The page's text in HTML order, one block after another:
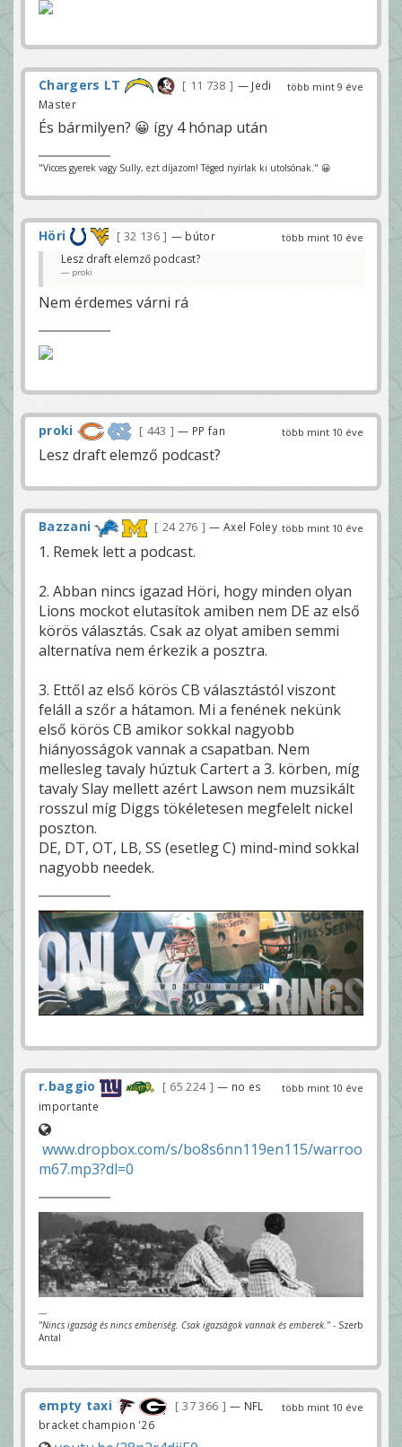
több mint 9 éve
Chargers LT 11 738
— Jedi
Master
És bármilyen? 😀 így 4 hónap után
"Vicces gyerek vagy Sully, ezt díjazom! Téged nyírlak ki utolsónak." 😀
több mint 10 éve
Höri 32 136 — bútor
Lesz draft elemző podcast?
proki
Nem érdemes várni rá
több mint 10 éve
proki 443 — PP fan
Lesz draft elemző podcast?
több mint 10 éve
Bazzani 24 276 — Axel Foley
1. Remek lett a podcast.
2. Abban nincs igazad Höri, hogy minden olyan
Lions mockot elutasítok amiben nem DE az első
körös választás. Csak az olyat amiben semmi
alternatíva nem érkezik a posztra.
3. Ettől az első körös CB választástól viszont
feláll a szőr a hátamon. Mi a fenének nekünk
első körös CB amikor sokkal nagyobb
hiányosságok vannak a csapatban. Nem
mellesleg tavaly húztuk Cartert a 3. körben, míg
tavaly Slay mellett azért Lawson nem muzsikált
rosszul míg Diggs tökéletesen megfelelt nickel
poszton.
DE, DT, OT, LB, SS (esetleg C) mind-mind sokkal
nagyobb needek.
több mint 10 éve
r.baggio 65 224
— no es
importante
www.dropbox.com/s/bo8s6nn119en115/warroo
m67.mp3?dl=0
---
"Nincs igazság és nincs emberiség. Csak igazságok vannak és emberek." - Szerb
Antal
több mint 10 éve
empty taxi 37 366
— NFL
bracket champion '26